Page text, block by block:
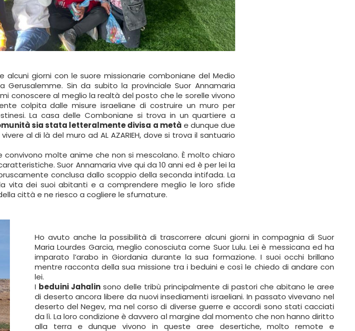
giorni con le suore missionarie comboniane del Medio
Sin da subito la provinciale Suor Annamaria
conoscere al meglio la realtà del posto che le sorelle vivono
colpita dalle misure israeliane di costruire un muro per
La casa delle Comboniane si trova in un quartiere a
sia stata letteralmente divisa a metà e dunque due
al di là del muro ad AL AZARIEH, dove si trova il santuario
molte anime che non si mescolano. È molto chiaro
Suor Annamaria vive qui da 10 anni ed è per lei la
conclusa dallo scoppio della seconda intifada. La
vita dei suoi abitanti e a comprendere meglio le loro sfide
città e ne riesco a cogliere le sfumature.
Ho avuto anche la possibilità di trascorrere alcuni giorni in compagnia di Suor
Maria Lourdes Garcia, meglio conosciuta come Suor Lulu. Lei è messicana ed ha
imparato l’arabo in Giordania durante la sua formazione. I suoi occhi brillano
mentre racconta della sua missione tra i beduini e così le chiedo di andare con
lei.
I beduini Jahalin sono delle tribù principalmente di pastori che abitano le aree
di deserto ancora libere da nuovi insediamenti israeliani. In passato vivevano nel
deserto del Negev, ma nel corso di diverse guerre e accordi sono stati cacciati
da lì. La loro condizione è davvero al margine dal momento che non hanno diritto
alla terra e dunque vivono in queste aree desertiche, molto remote e